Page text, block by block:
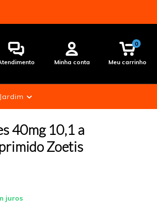
Minha conta Meu carrinho
0
40mg 10,1 a
Zoetis
juros